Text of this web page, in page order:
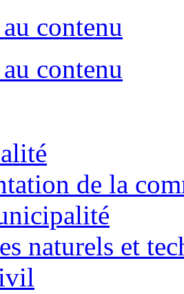
contenu
contenu
de la
naturels et